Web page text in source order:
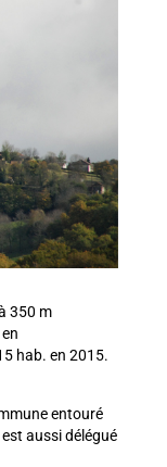
350 m
hab. en 2015.
entouré
aussi délégué